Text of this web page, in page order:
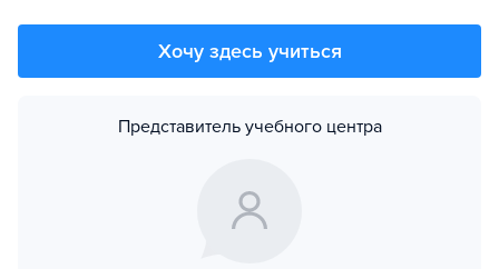
Хочу здесь учиться
Представитель учебного центра